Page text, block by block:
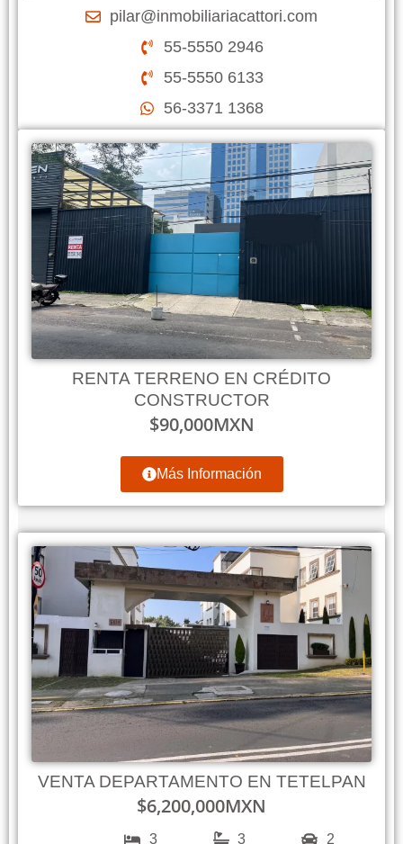
pilar@inmobiliariacattori.com
55-5550 2946
55-5550 6133
56-3371 1368
RENTA TERRENO EN CRÉDITO
CONSTRUCTOR
$90,000MXN
Más Información
VENTA DEPARTAMENTO EN TETELPAN
$6,200,000MXN
3 3 2